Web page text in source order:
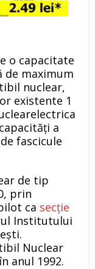
o capacitate
de maximum
nuclear,
existente 1
a
fascicule
de tip
prin
ca secție
Institutului
Nuclear
anul 1992.